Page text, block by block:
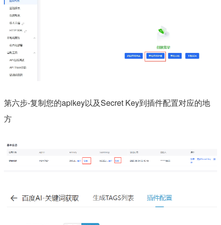
第六步-复制您的apikey以及Secret Key到插件配置对应的地
方